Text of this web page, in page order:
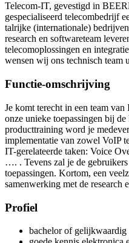
Telecom-IT, gevestigd in
gespecialiseerd telecombedrijf
talrijke (internationale)
research en softwareteam
telecomoplossingen en
wensen wij ons technisch team
Functie-omschrijving
Je komt terecht in een team
onze unieke toepassingen bij
producttraining word je
implementatie van zowel VoIP
IT-gerelateerde taken: Voice
…. . Tevens zal je de
toepassingen. Kortom, een
samenwerking met de research
Profiel
bachelor of gelijkwaardig